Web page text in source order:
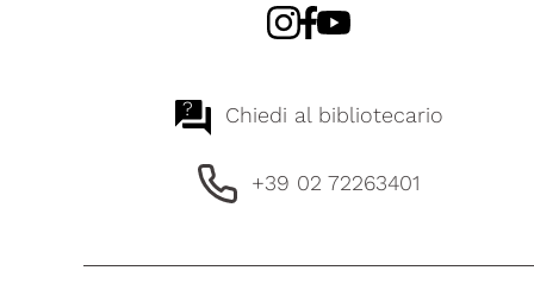
? Chiedi al bibliotecario
+39 02 72263401